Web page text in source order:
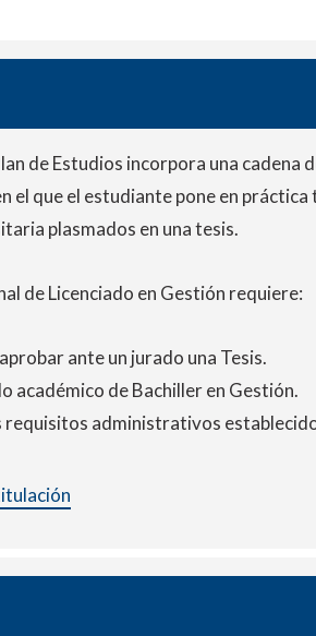
de Estudios incorpora una
el que el estudiante pone en
plasmados en una tesis.
de Licenciado en Gestión requiere:
ante un jurado una Tesis.
académico de Bachiller en Gestión.
requisitos administrativos